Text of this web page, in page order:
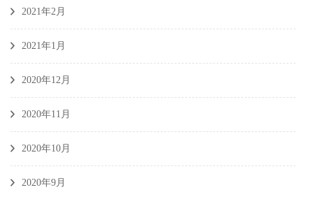
2021年2月
2021年1月
2020年12月
2020年11月
2020年10月
2020年9月